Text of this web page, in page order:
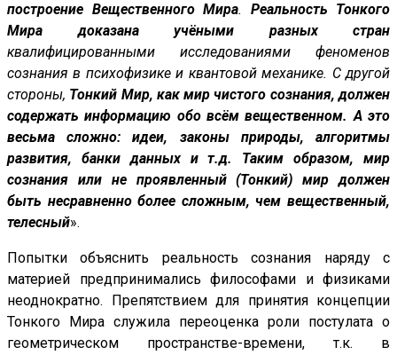
построение Вещественного Мира.
Реальность Тонкого
Мира доказана учёными разных стран
квалифицированными исследованиями феноменов
сознания в психофизике и квантовой механике. С другой
стороны, Тонкий Мир, как мир чистого сознания, должен
содержать информацию обо всём вещественном. А это
весьма сложно: идеи, законы природы, алгоритмы
развития, банки данных и т.д. Таким образом, мир
сознания или не проявленный (Тонкий) мир должен
быть несравненно более сложным, чем вещественный,
телесный».
Попытки объяснить реальность сознания наряду с
материей предпринимались философами и физиками
неоднократно. Препятствием для принятия концепции
Тонкого Мира служила переоценка роли постулата о
геометрическом пространстве-времени, т.к. в